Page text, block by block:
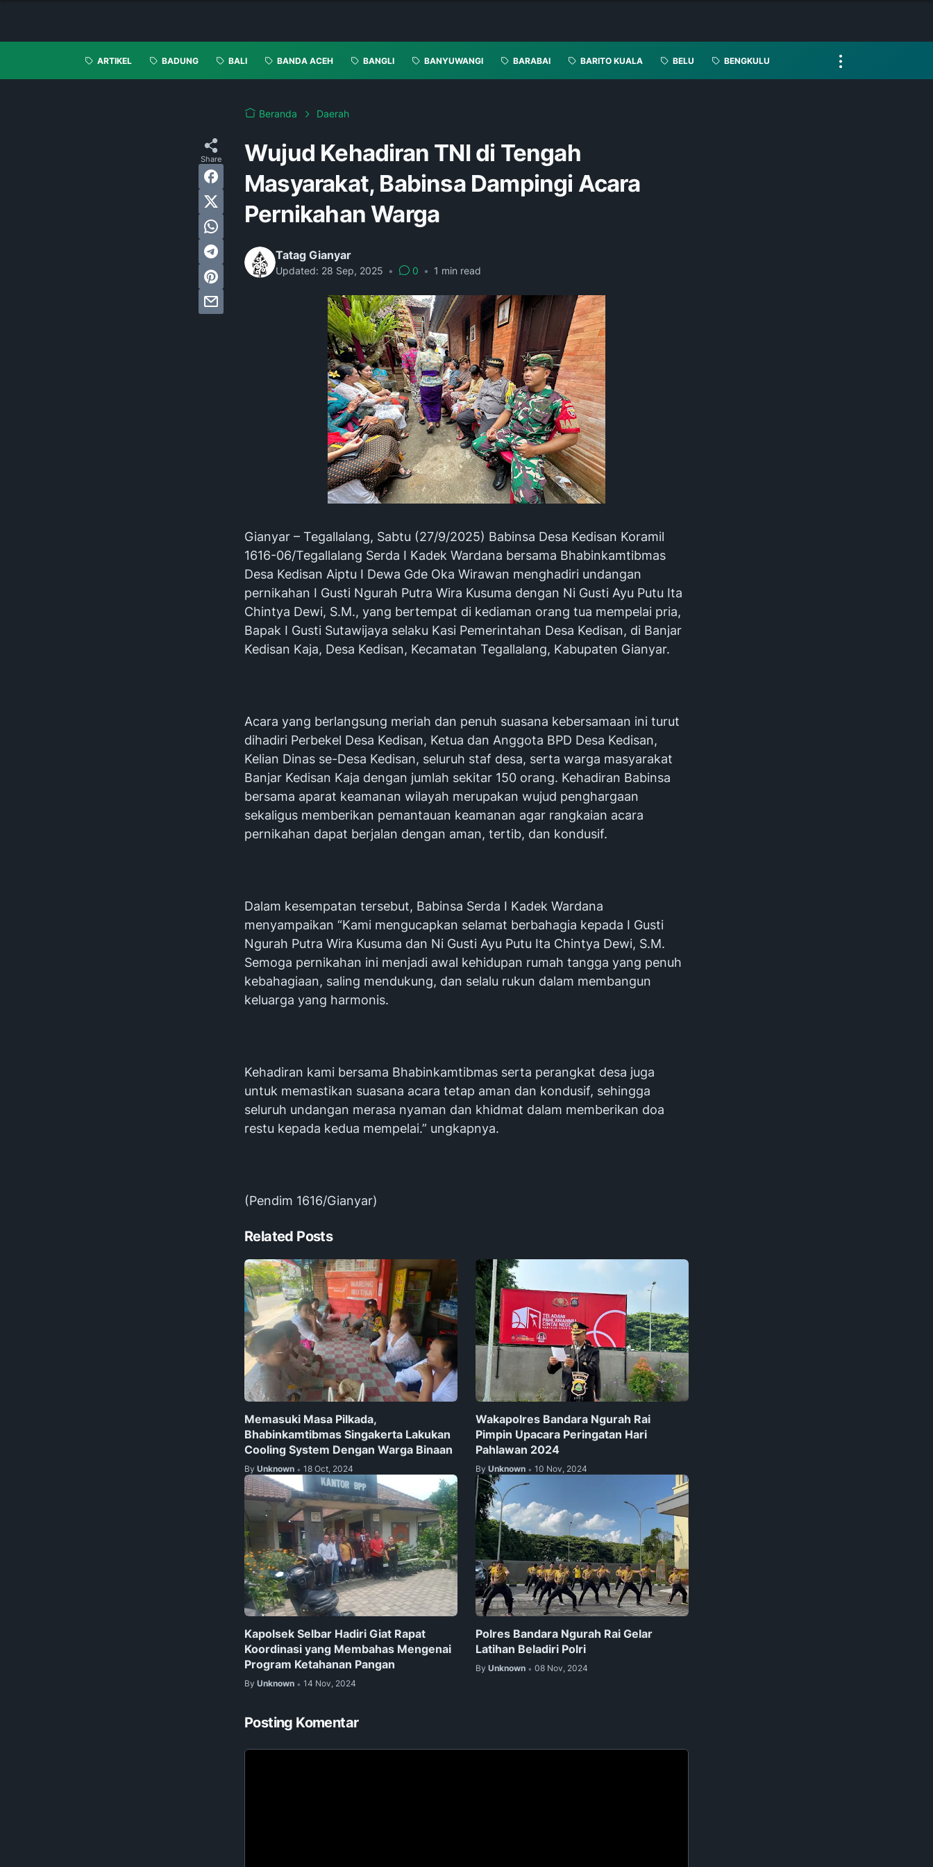
ARTIKEL BADUNG BALI BANDA ACEH BANGLI BANYUWANGI BARABAI BARITO KUALA BELU BENGKULU
Beranda Daerah
Wujud Kehadiran TNI di Tengah
Masyarakat, Babinsa Dampingi Acara
Pernikahan Warga
Tatag Gianyar
Updated: 28 Sep, 2025 • 0 • 1 min read
Gianyar – Tegallalang, Sabtu (27/9/2025) Babinsa Desa Kedisan Koramil
1616-06/Tegallalang Serda I Kadek Wardana bersama Bhabinkamtibmas
Desa Kedisan Aiptu I Dewa Gde Oka Wirawan menghadiri undangan
pernikahan I Gusti Ngurah Putra Wira Kusuma dengan Ni Gusti Ayu Putu Ita
Chintya Dewi, S.M., yang bertempat di kediaman orang tua mempelai pria,
Bapak I Gusti Sutawijaya selaku Kasi Pemerintahan Desa Kedisan, di Banjar
Kedisan Kaja, Desa Kedisan, Kecamatan Tegallalang, Kabupaten Gianyar.
Acara yang berlangsung meriah dan penuh suasana kebersamaan ini turut
dihadiri Perbekel Desa Kedisan, Ketua dan Anggota BPD Desa Kedisan,
Kelian Dinas se-Desa Kedisan, seluruh staf desa, serta warga masyarakat
Banjar Kedisan Kaja dengan jumlah sekitar 150 orang. Kehadiran Babinsa
bersama aparat keamanan wilayah merupakan wujud penghargaan
sekaligus memberikan pemantauan keamanan agar rangkaian acara
pernikahan dapat berjalan dengan aman, tertib, dan kondusif.
Dalam kesempatan tersebut, Babinsa Serda I Kadek Wardana
menyampaikan “Kami mengucapkan selamat berbahagia kepada I Gusti
Ngurah Putra Wira Kusuma dan Ni Gusti Ayu Putu Ita Chintya Dewi, S.M.
Semoga pernikahan ini menjadi awal kehidupan rumah tangga yang penuh
kebahagiaan, saling mendukung, dan selalu rukun dalam membangun
keluarga yang harmonis.
Kehadiran kami bersama Bhabinkamtibmas serta perangkat desa juga
untuk memastikan suasana acara tetap aman dan kondusif, sehingga
seluruh undangan merasa nyaman dan khidmat dalam memberikan doa
restu kepada kedua mempelai.” ungkapnya.
(Pendim 1616/Gianyar)
Related Posts
Memasuki Masa Pilkada,
Bhabinkamtibmas Singakerta Lakukan
Cooling System Dengan Warga Binaan
By Unknown • 18 Oct, 2024
Wakapolres Bandara Ngurah Rai
Pimpin Upacara Peringatan Hari
Pahlawan 2024
By Unknown • 10 Nov, 2024
Kapolsek Selbar Hadiri Giat Rapat
Koordinasi yang Membahas Mengenai
Program Ketahanan Pangan
By Unknown • 14 Nov, 2024
Polres Bandara Ngurah Rai Gelar
Latihan Beladiri Polri
By Unknown • 08 Nov, 2024
Posting Komentar